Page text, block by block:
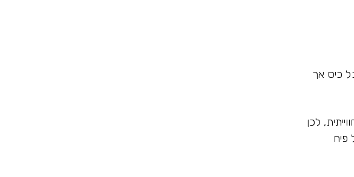
כיס אך
לכן
פיח